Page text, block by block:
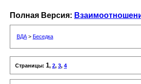
Полная Версия:
ВДА > Беседка
Страницы: 1, 2, 3, 4